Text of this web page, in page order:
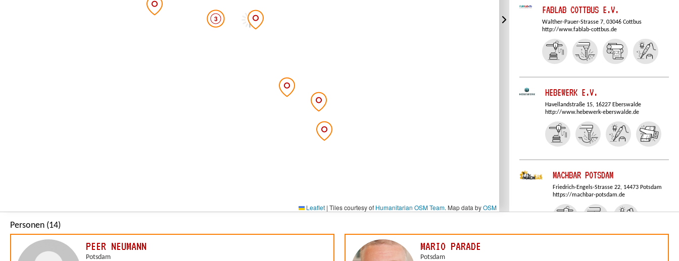
3
Leaflet | Tiles courtesy of Humanitarian OSM Team. Map data byOSM
FABLAB COTTBUS E.V.
Walther-Pauer-Strasse 7, 03046 Cottbus
http://www.fablab-cottbus.de
HEBEWERK E.V.
Havellandstraße 15, 16227 Eberswalde
http://www.hebewerk-eberswalde.de
MACHBAR POTSDAM
Friedrich-Engels-Strasse 22, 14473 Potsdam
https://machbar-potsdam.de
Personen (14)
PEER NEUMANN
Potsdam
MARIO PARADE
Potsdam